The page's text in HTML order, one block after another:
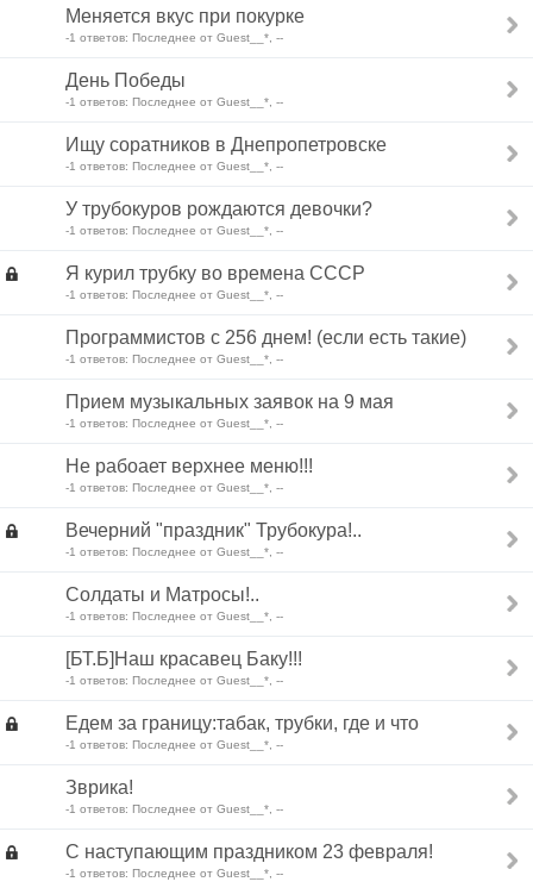
Меняется вкус при покурке
-1 ответов: Последнее от Guest__*, --
День Победы
-1 ответов: Последнее от Guest__*, --
Ищу соратников в Днепропетровске
-1 ответов: Последнее от Guest__*, --
У трубокуров рождаются девочки?
-1 ответов: Последнее от Guest__*, --
Я курил трубку во времена СССР
-1 ответов: Последнее от Guest__*, --
Программистов с 256 днем! (если есть такие)
-1 ответов: Последнее от Guest__*, --
Прием музыкальных заявок на 9 мая
-1 ответов: Последнее от Guest__*, --
Не рабоает верхнее меню!!!
-1 ответов: Последнее от Guest__*, --
Вечерний "праздник" Трубокура!..
-1 ответов: Последнее от Guest__*, --
Солдаты и Матросы!..
-1 ответов: Последнее от Guest__*, --
[БТ.Б]Наш красавец Баку!!!
-1 ответов: Последнее от Guest__*, --
Едем за границу:табак, трубки, где и что
-1 ответов: Последнее от Guest__*, --
Зврика!
-1 ответов: Последнее от Guest__*, --
С наступающим праздником 23 февраля!
-1 ответов: Последнее от Guest__*, --